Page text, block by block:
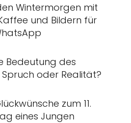
Wintermorgen mit
und Bildern für
Bedeutung des
oder Realität?
zum 11.
eines Jungen